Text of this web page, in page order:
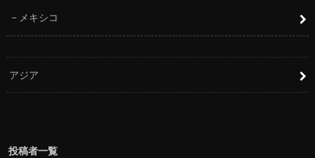
メキシコ
アジア
投稿者一覧